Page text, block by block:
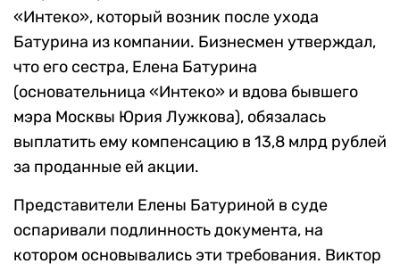
«Интеко», который возник после ухода
Батурина из компании. Бизнесмен утверждал,
что его сестра, Елена Батурина
(основательница «Интеко» и вдова бывшего
мэра Москвы Юрия Лужкова), обязалась
выплатить ему компенсацию в 13,8 млрд рублей
за проданные ей акции.
Представители Елены Батуриной в суде
оспаривали подлинность документа, на
котором основывались эти требования. Виктор